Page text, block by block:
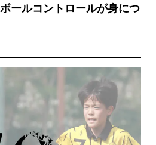
ールコントロールが身につ